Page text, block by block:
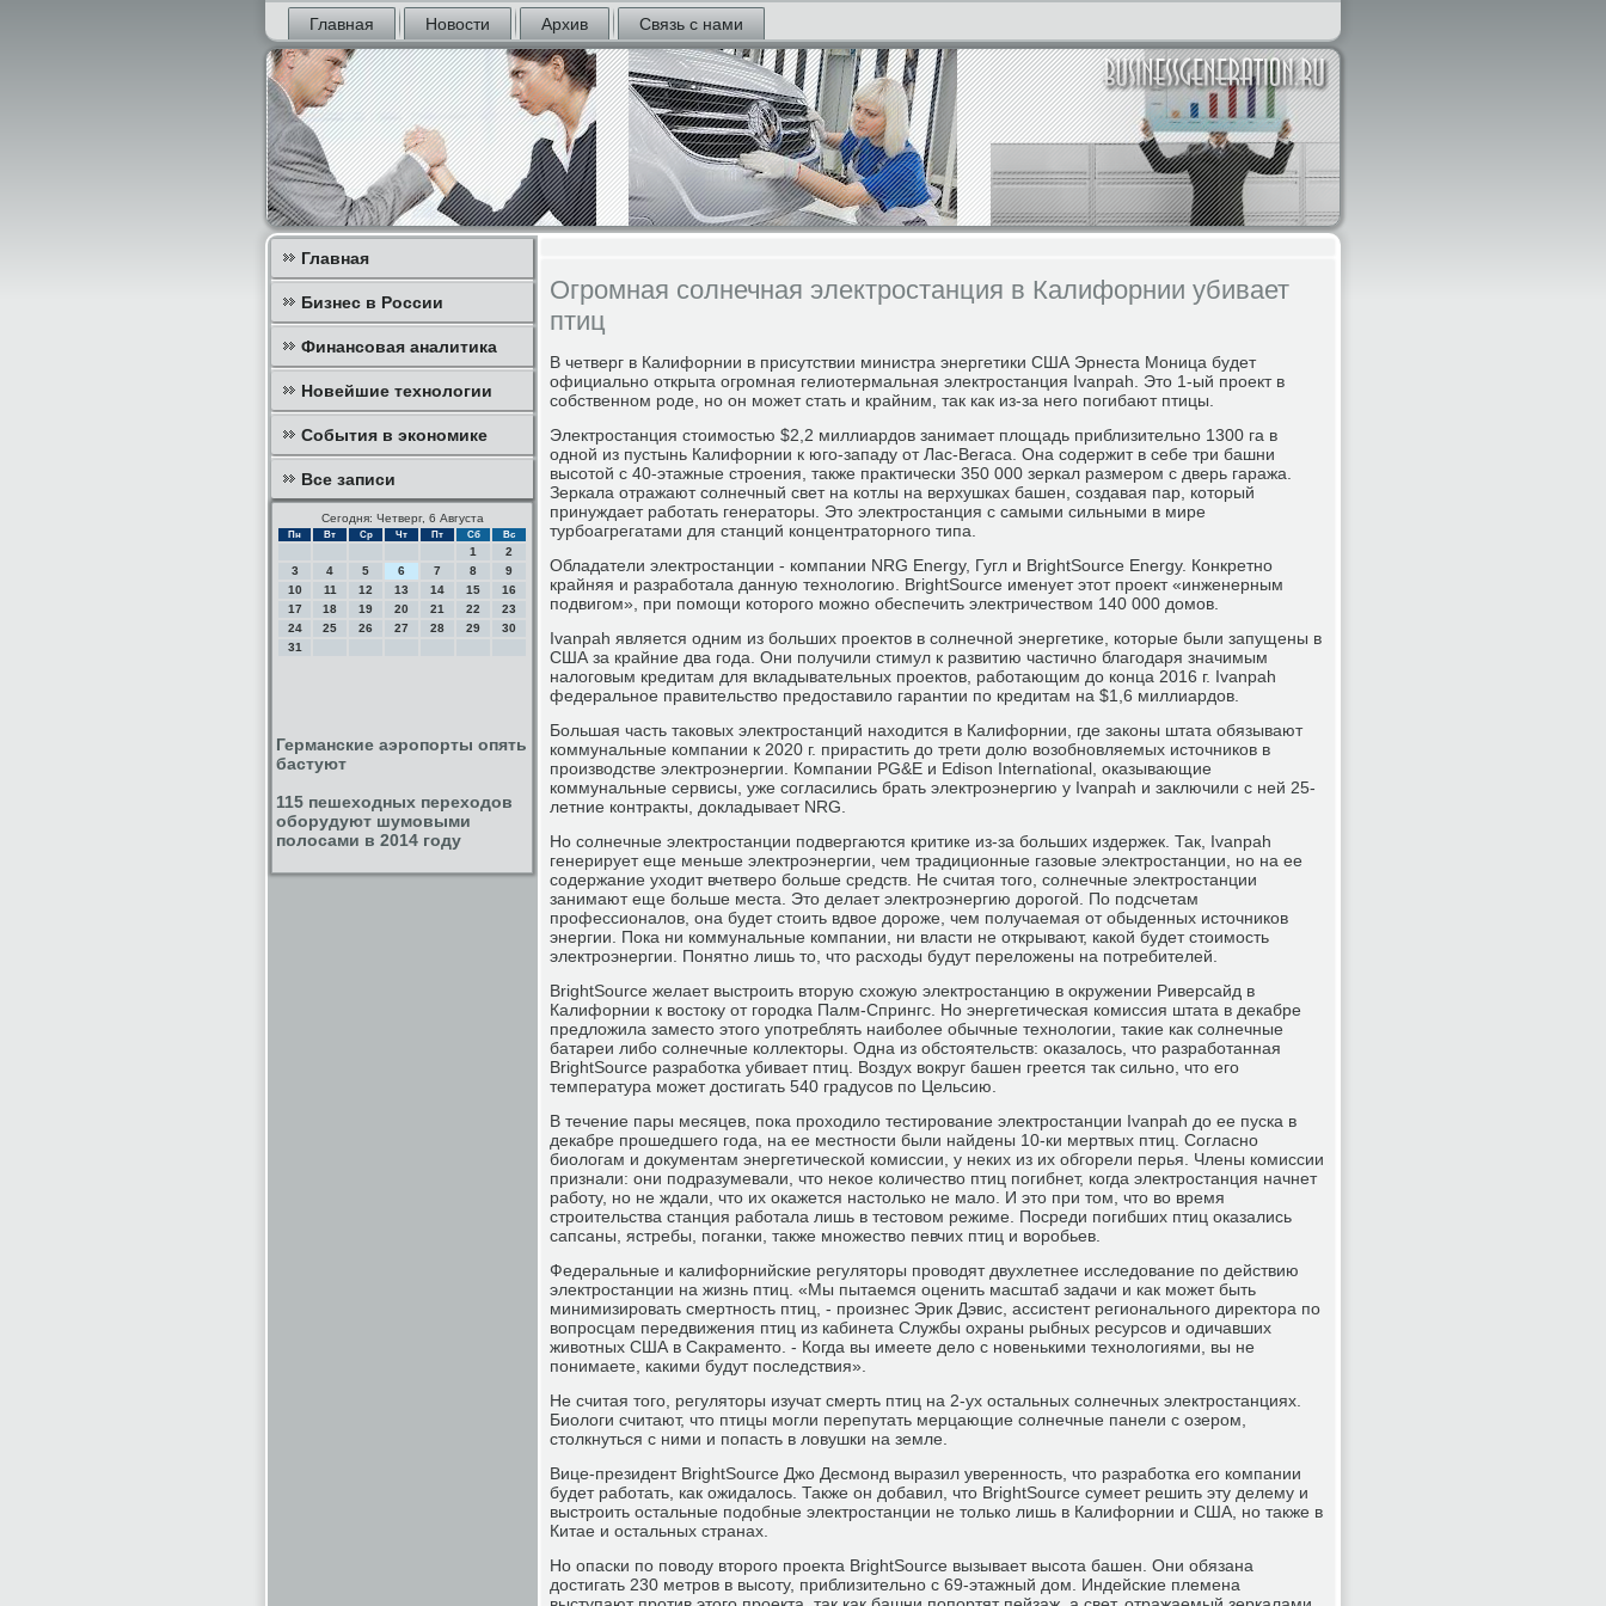
Главная Новости Архив Связь с нами
Главная
Бизнес в России
Финансовая аналитика
Новейшие технологии
События в экономике
Все записи
Сегодня: Четверг, 6 Августа
Пн Вт Ср Чт Пт Сб Вс
1
2
3
4 5 6 7 8
9
10
11 12 13 14 15
16
17
18 19 20 21 22
23
24
25 26 27 28 29
30
31
Германские аэропорты опять
бастуют
115 пешеходных переходов
оборудуют шумовыми
полосами в 2014 году
Огромная солнечная электростанция в Калифорнии убивает
птиц
В четверг в Калифорнии в присутствии министра энергетики США Эрнеста Моница будет
официально открыта огромная гелиотермальная электростанция Ivanpah. Это 1-ый проект в
собственном роде, но он может стать и крайним, так как из-за него погибают птицы.
Электростанция стоимостью $2,2 миллиардов занимает площадь приблизительно 1300 га в
одной из пустынь Калифорнии к юго-западу от Лас-Вегаса. Она содержит в себе три башни
высотой с 40-этажные строения, также практически 350 000 зеркал размером с дверь гаража.
Зеркала отражают солнечный свет на котлы на верхушках башен, создавая пар, который
принуждает работать генераторы. Это электростанция с самыми сильными в мире
турбоагрегатами для станций концентраторного типа.
Обладатели электростанции - компании NRG Energy, Гугл и BrightSource Energy. Конкретно
крайняя и разработала данную технологию. BrightSource именует этот проект «инженерным
подвигом», при помощи которого можно обеспечить электричеством 140 000 домов.
Ivanpah является одним из больших проектов в солнечной энергетике, которые были запущены в
США за крайние два года. Они получили стимул к развитию частично благодаря значимым
налоговым кредитам для вкладывательных проектов, работающим до конца 2016 г. Ivanpah
федеральное правительство предоставило гарантии по кредитам на $1,6 миллиардов.
Большая часть таковых электростанций находится в Калифорнии, где законы штата обязывают
коммунальные компании к 2020 г. прирастить до трети долю возобновляемых источников в
производстве электроэнергии. Компании PG&E и Edison International, оказывающие
коммунальные сервисы, уже согласились брать электроэнергию у Ivanpah и заключили с ней 25-
летние контракты, докладывает NRG.
Но солнечные электростанции подвергаются критике из-за больших издержек. Так, Ivanpah
генерирует еще меньше электроэнергии, чем традиционные газовые электростанции, но на ее
содержание уходит вчетверо больше средств. Не считая того, солнечные электростанции
занимают еще больше места. Это делает электроэнергию дорогой. По подсчетам
профессионалов, она будет стоить вдвое дороже, чем получаемая от обыденных источников
энергии. Пока ни коммунальные компании, ни власти не открывают, какой будет стоимость
электроэнергии. Понятно лишь то, что расходы будут переложены на потребителей.
BrightSource желает выстроить вторую схожую электростанцию в окружении Риверсайд в
Калифорнии к востоку от городка Палм-Спрингс. Но энергетическая комиссия штата в декабре
предложила заместо этого употреблять наиболее обычные технологии, такие как солнечные
батареи либо солнечные коллекторы. Одна из обстоятельств: оказалось, что разработанная
BrightSource разработка убивает птиц. Воздух вокруг башен греется так сильно, что его
температура может достигать 540 градусов по Цельсию.
В течение пары месяцев, пока проходило тестирование электростанции Ivanpah до ее пуска в
декабре прошедшего года, на ее местности были найдены 10-ки мертвых птиц. Согласно
биологам и документам энергетической комиссии, у неких из их обгорели перья. Члены комиссии
признали: они подразумевали, что некое количество птиц погибнет, когда электростанция начнет
работу, но не ждали, что их окажется настолько не мало. И это при том, что во время
строительства станция работала лишь в тестовом режиме. Посреди погибших птиц оказались
сапсаны, ястребы, поганки, также множество певчих птиц и воробьев.
Федеральные и калифорнийские регуляторы проводят двухлетнее исследование по действию
электростанции на жизнь птиц. «Мы пытаемся оценить масштаб задачи и как может быть
минимизировать смертность птиц, - произнес Эрик Дэвис, ассистент регионального директора по
вопросцам передвижения птиц из кабинета Службы охраны рыбных ресурсов и одичавших
животных США в Сакраменто. - Когда вы имеете дело с новенькими технологиями, вы не
понимаете, какими будут последствия».
Не считая того, регуляторы изучат смерть птиц на 2-ух остальных солнечных электростанциях.
Биологи считают, что птицы могли перепутать мерцающие солнечные панели с озером,
столкнуться с ними и попасть в ловушки на земле.
Вице-президент BrightSource Джо Десмонд выразил уверенность, что разработка его компании
будет работать, как ожидалось. Также он добавил, что BrightSource сумеет решить эту делему и
выстроить остальные подобные электростанции не только лишь в Калифорнии и США, но также в
Китае и остальных странах.
Но опаски по поводу второго проекта BrightSource вызывает высота башен. Они обязана
достигать 230 метров в высоту, приблизительно с 69-этажный дом. Индейские племена